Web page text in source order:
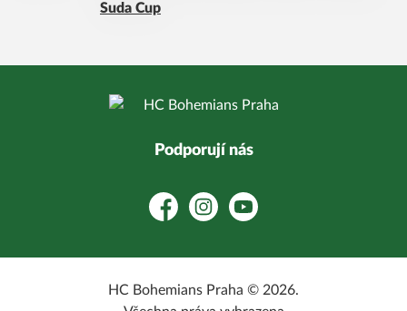
Suda Cup
Podporují nás
FacebookInstagramYouTube
HC Bohemians Praha © 2026.